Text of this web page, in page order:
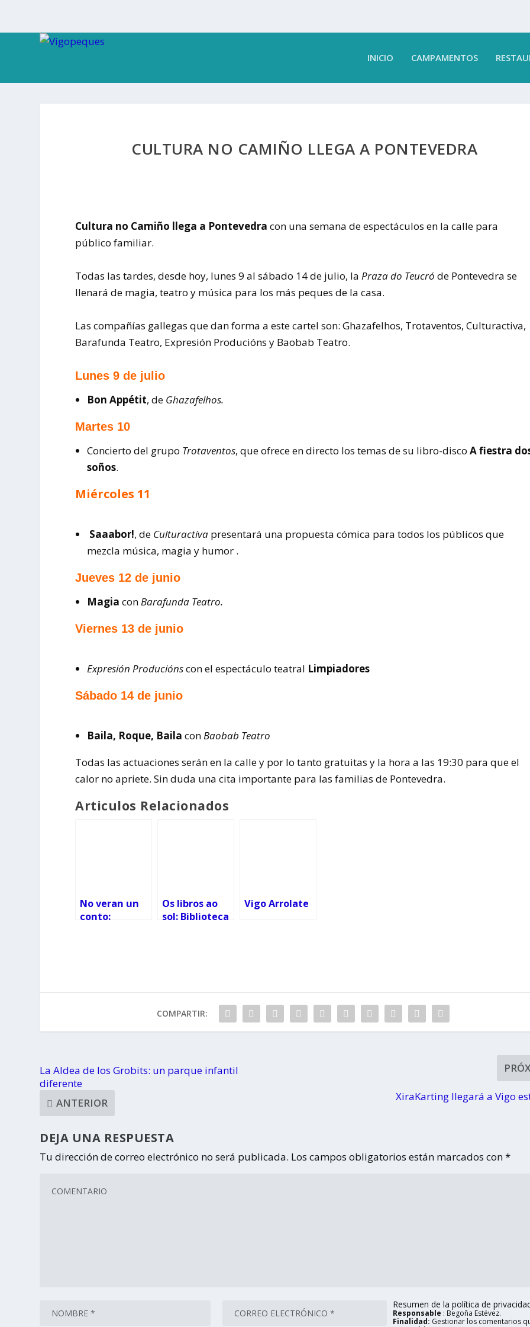
INICIO CAMPAMENTOS
CULTURA NO CAMIÑO LLEGA A PONTEVEDRA
Cultura no Camiño llega a Pontevedra con una semana de espectáculos en la calle para
público familiar.
Todas las tardes, desde hoy, lunes 9 al sábado 14 de julio, laPraza do Teucró de Pontevedra se
llenará de magia, teatro y música para los más peques de la casa.
Las compañías gallegas que dan forma a este cartel son: Ghazafelhos, Trotaventos, Culturactiva,
Barafunda Teatro, Expresión Producións y Baobab Teatro.
Lunes 9 de julio
Bon Appétit, de Ghazafelhos.
Martes 10
Concierto del grupo Trotaventos, que ofrece en directo los temas de su libro-disco A fiestra
soños.
Miércoles 11
Saaabor!, de Culturactivapresentará una propuesta cómica para todos los públicos que
mezcla música, magia y humor .
Jueves 12 de junio
Magia conBarafunda Teatro.
Viernes 13 de junio
Expresión Produciónscon el espectáculo teatral Limpiadores
Sábado 14 de junio
Baila, Roque, Baila conBaobab Teatro
Todas las actuaciones serán en la calle y por lo tanto gratuitas y la hora a las 19:30 para que el
calor no apriete. Sin duda una cita importante para las familias de Pontevedra.
Articulos Relacionados
No veran un
conto:
Os libros ao
sol: Biblioteca
Vigo Arrolate
COMPARTIR:
La Aldea de los Grobits: un parque infantil
diferente
ANTERIOR
XiraKarting llegará a Vigo
DEJA UNA RESPUESTA
Tu dirección de correo electrónico no será publicada. Los campos obligatorios están marcados con*
Resumen de la política de
Responsable : Begoña Estévez.
Finalidad: Gestionar los comentarios